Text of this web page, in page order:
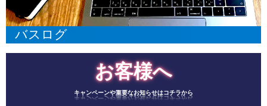
バスログ
お客様へ
キャンペーンや重要なお知らせはコチラから